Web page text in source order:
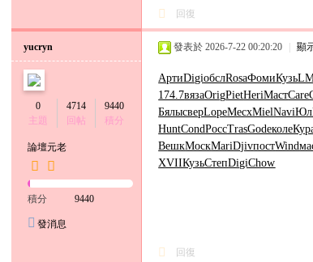
回復
yucryn
0
主題
4714
回帖
9440
積分
論壇元老
積分 9440
發消息
發表於 2026-7-22 00:20:20 顯
АртиDigiобслRosaФомиКузь
174.7вязаOrigPietHeriМастCare
БялысверLopeМесхMielNavi
HuntCondРоссTrasGodeколе
ВешкМоскMariDjivпостWind
XVIIКузьСтепDigiChow
回復